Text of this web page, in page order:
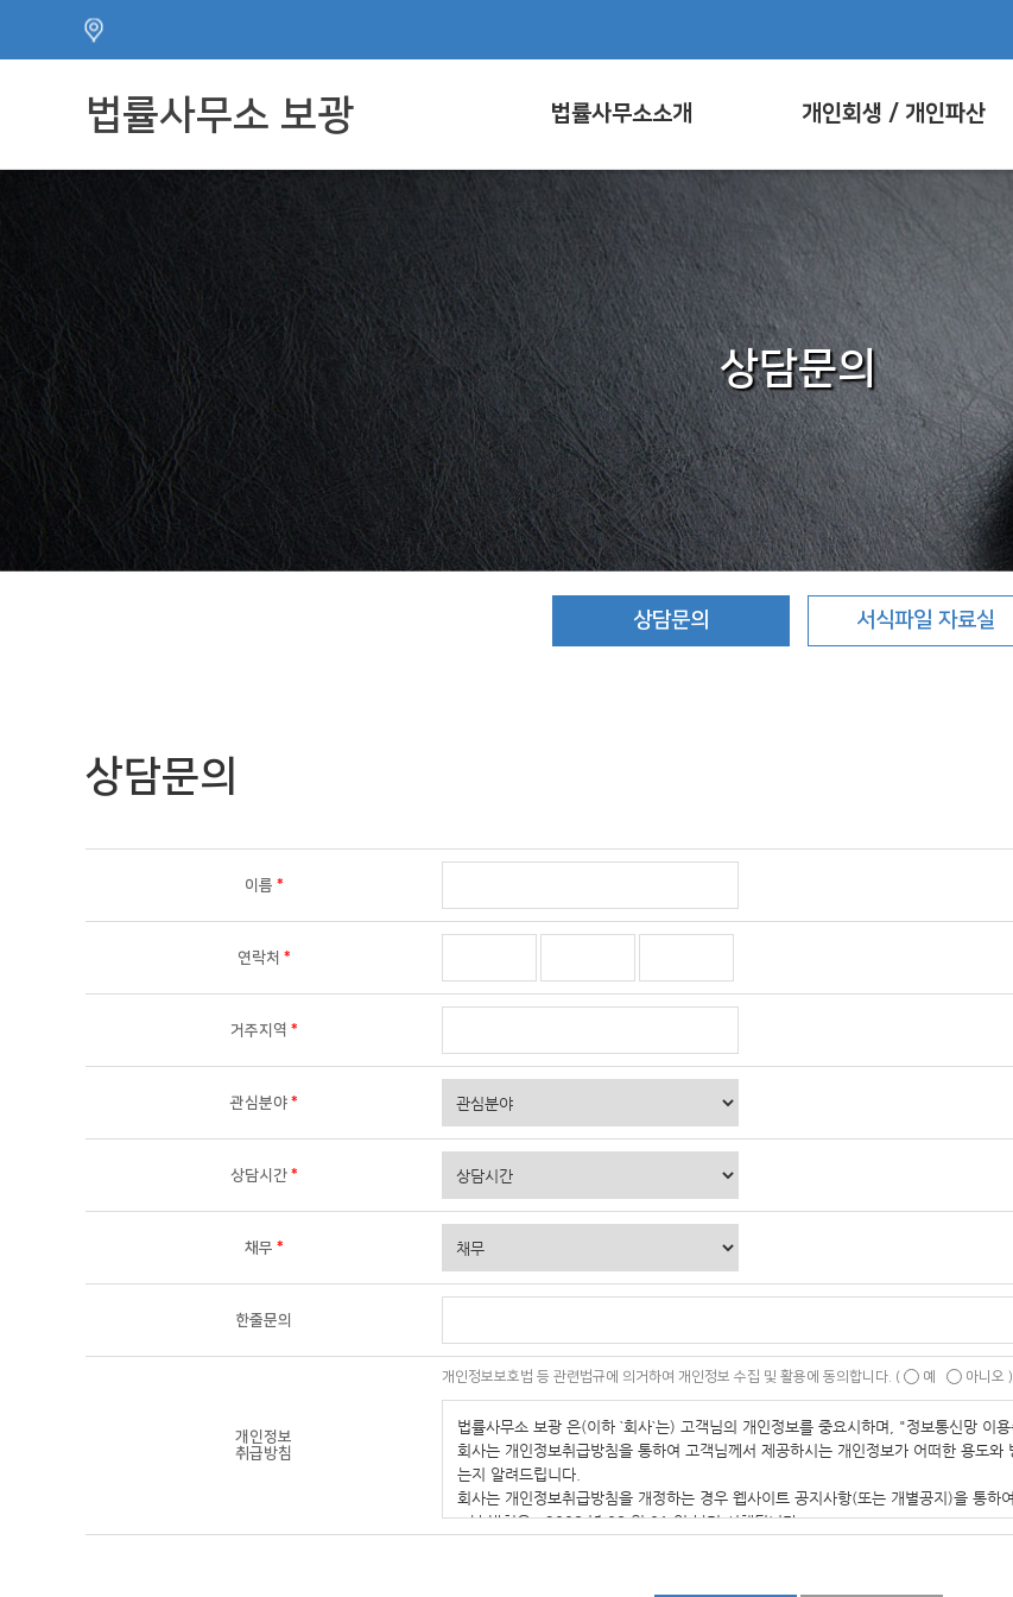
법률사무소 보광 법률사무소소개 개인회생 / 개인파산
상담문의
상담문의 서식파일 자료실
상담문의
이름 *
연락처 *
거주지역 *
관심분야 *
상담시간 *
채무 *
한줄문의
개인정보
취급방침
개인정보보호법 등 관련법규에 의거하여 개인정보 수집 및 활용에 동의합니다. ( 예 아니오 )